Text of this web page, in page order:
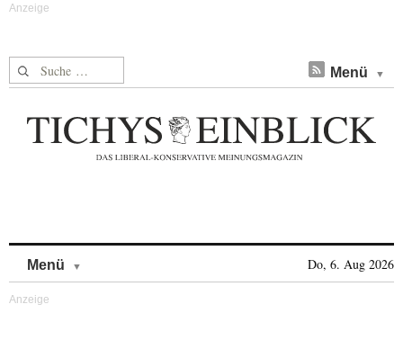
Suche nach: Menü
Menü Do, 6. Aug 2026